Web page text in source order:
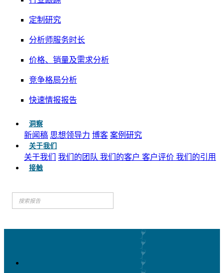
定制研究
分析师服务时长
价格、销量及需求分析
竞争格局分析
快速情报报告
洞察
新闻稿 思想领导力 博客 案例研究
关于我们
关于我们 我们的团队 我们的客户 客户评价 我们的引用
接触